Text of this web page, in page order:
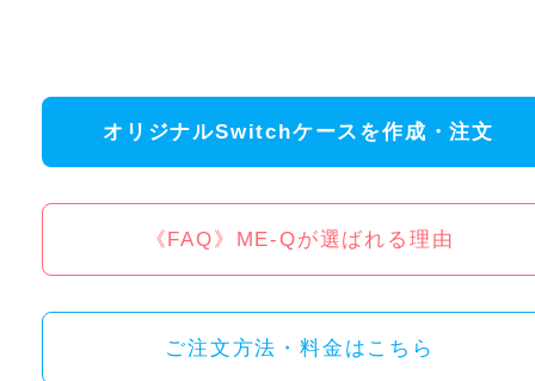
オリジナルSwitchケースを作成・注文
《FAQ》ME-Qが選ばれる理由
ご注文方法・料金はこちら